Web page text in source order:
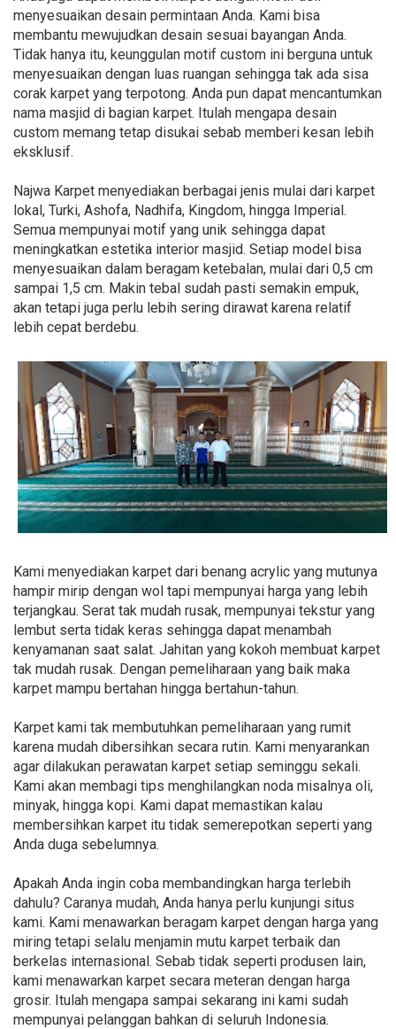
menyesuaikan desain permintaan Anda. Kami bisa
membantu mewujudkan desain sesuai bayangan Anda.
Tidak hanya itu, keunggulan motif custom ini berguna untuk
menyesuaikan dengan luas ruangan sehingga tak ada sisa
corak karpet yang terpotong. Anda pun dapat mencantumkan
nama masjid di bagian karpet. Itulah mengapa desain
custom memang tetap disukai sebab memberi kesan lebih
eksklusif.
Najwa Karpet menyediakan berbagai jenis mulai dari karpet
lokal, Turki, Ashofa, Nadhifa, Kingdom, hingga Imperial.
Semua mempunyai motif yang unik sehingga dapat
meningkatkan estetika interior masjid. Setiap model bisa
menyesuaikan dalam beragam ketebalan, mulai dari 0,5 cm
sampai 1,5 cm. Makin tebal sudah pasti semakin empuk,
akan tetapi juga perlu lebih sering dirawat karena relatif
lebih cepat berdebu.
Kami menyediakan karpet dari benang acrylic yang mutunya
hampir mirip dengan wol tapi mempunyai harga yang lebih
terjangkau. Serat tak mudah rusak, mempunyai tekstur yang
lembut serta tidak keras sehingga dapat menambah
kenyamanan saat salat. Jahitan yang kokoh membuat karpet
tak mudah rusak. Dengan pemeliharaan yang baik maka
karpet mampu bertahan hingga bertahun-tahun.
Karpet kami tak membutuhkan pemeliharaan yang rumit
karena mudah dibersihkan secara rutin. Kami menyarankan
agar dilakukan perawatan karpet setiap seminggu sekali.
Kami akan membagi tips menghilangkan noda misalnya oli,
minyak, hingga kopi. Kami dapat memastikan kalau
membersihkan karpet itu tidak semerepotkan seperti yang
Anda duga sebelumnya.
Apakah Anda ingin coba membandingkan harga terlebih
dahulu? Caranya mudah, Anda hanya perlu kunjungi situs
kami. Kami menawarkan beragam karpet dengan harga yang
miring tetapi selalu menjamin mutu karpet terbaik dan
berkelas internasional. Sebab tidak seperti produsen lain,
kami menawarkan karpet secara meteran dengan harga
grosir. Itulah mengapa sampai sekarang ini kami sudah
mempunyai pelanggan bahkan di seluruh Indonesia.